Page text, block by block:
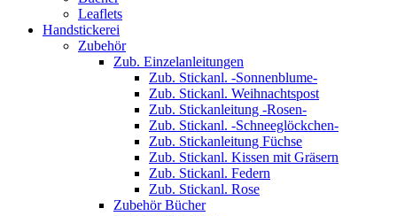
Leaflets
Handstickerei
Zubehör
Zub. Einzelanleitungen
Zub. Stickanl. -Sonnenblume-
Zub. Stickanl. Weihnachtspost
Zub. Stickanleitung -Rosen-
Zub. Stickanl. -Schneeglöckchen-
Zub. Stickanleitung Füchse
Zub. Stickanl. Kissen mit Gräsern
Zub. Stickanl. Federn
Zub. Stickanl. Rose
Zubehör Bücher